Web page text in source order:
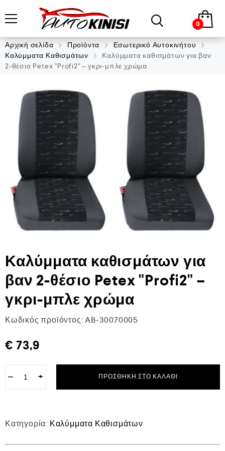
0
Αρχική σελίδα Προϊόντα
Εσωτερικό Αυτοκινήτου
Καλύμματα Καθισμάτων
Καλύμματα καθισμάτων για βαν
2-θέσιο Petex "Profi2" – γκρι-μπλε χρώμα
Καλύμματα καθισμάτων για
βαν 2-θέσιο Petex "Profi2" –
γκρι-μπλε χρώμα
Κωδικός προϊόντος: AB-30070005
€ 73,9
− + ΠΡΟΣΘΉΚΗ ΣΤΟ ΚΑΛΆΘΙ
Κατηγορία: Καλύμματα Καθισμάτων